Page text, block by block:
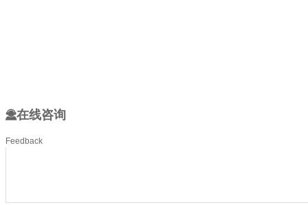
在线咨询
Feedback